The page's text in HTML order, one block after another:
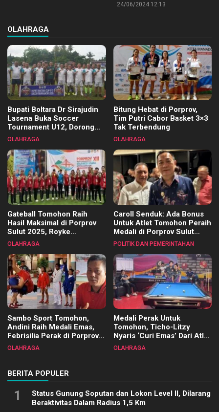
24/06/2024 12:13
OLAHRAGA
Bupati Boltara Dr Sirajudin
Lasena Buka Soccer
Tournament U12, Dorong
Pembinaan Merata di Setiap
OLAHRAGA
Bitung Hebat di Porprov,
Tim Putri Cabor Basket 3×3
Tak Terbendung
OLAHRAGA
Gateball Tomohon Raih
Hasil Maksimal di Porprov
Sulut 2025, Royke
Tangkawarouw Ucapkan
OLAHRAGA
Caroll Senduk: Ada Bonus
Untuk Atlet Tomohon Peraih
Medali di Porprov Sulut
2025
POLITIK DAN PEMERINTAHAN
Sambo Sport Tomohon,
Andini Raih Medali Emas,
Febrisilia Perak di Porprov
Sulut 2025
OLAHRAGA
Medali Perak Untuk
Tomohon, Ticho-Litzy
Nyaris ‘Curi Emas’ Dari Atlet
Biliar PON di Porprov Sulut
OLAHRAGA
BERITA POPULER
1
Status Gunung Soputan dan Lokon Level II, Dilarang
Beraktivitas Dalam Radius 1,5 Km